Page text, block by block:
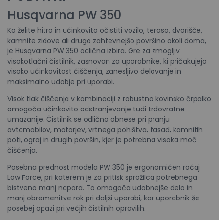
Husqvarna PW 350
Ko želite hitro in učinkovito očistiti vozilo, teraso, dvorišče,
kamnite zidove ali drugo zahtevnejšo površino okoli doma,
je Husqvarna PW 350 odlična izbira. Gre za zmogljiv
visokotlačni čistilnik, zasnovan za uporabnike, ki pričakujejo
visoko učinkovitost čiščenja, zanesljivo delovanje in
maksimalno udobje pri uporabi.
Visok tlak čiščenja v kombinaciji z robustno kovinsko črpalko
omogoča učinkovito odstranjevanje tudi trdovratne
umazanije. Čistilnik se odlično obnese pri pranju
avtomobilov, motorjev, vrtnega pohištva, fasad, kamnitih
poti, ograj in drugih površin, kjer je potrebna visoka moč
čiščenja.
Posebna prednost modela PW 350 je ergonomičen ročaj
Low Force, pri katerem je za pritisk sprožilca potrebnega
bistveno manj napora. To omogoča udobnejše delo in
manj obremenitve rok pri daljši uporabi, kar uporabnik še
posebej opazi pri večjih čistilnih opravilih.